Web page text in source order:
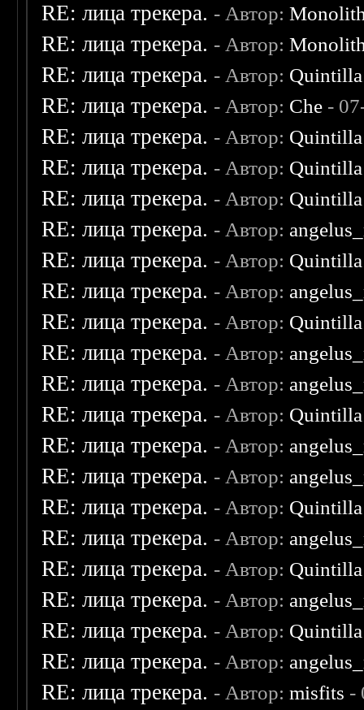
RE: лица трекера. - Автор:
RE: лица трекера. - Автор:
RE: лица трекера. - Автор: Quintilla
RE: лица трекера. - Автор: Che -
RE: лица трекера. - Автор: Quintilla
RE: лица трекера. - Автор: Quintilla
RE: лица трекера. - Автор: Quintilla
RE: лица трекера. - Автор:
RE: лица трекера. - Автор: Quintilla
RE: лица трекера. - Автор:
RE: лица трекера. - Автор: Quintilla
RE: лица трекера. - Автор:
RE: лица трекера. - Автор:
RE: лица трекера. - Автор: Quintilla
RE: лица трекера. - Автор:
RE: лица трекера. - Автор:
RE: лица трекера. - Автор: Quintilla
RE: лица трекера. - Автор:
RE: лица трекера. - Автор: Quintilla
RE: лица трекера. - Автор:
RE: лица трекера. - Автор: Quintilla
RE: лица трекера. - Автор:
RE: лица трекера. - Автор:misfits -